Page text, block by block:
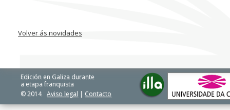
Volver ás novidades
Edición en Galiza durante
a etapa franquista
© 2014 Aviso legal | Contacto